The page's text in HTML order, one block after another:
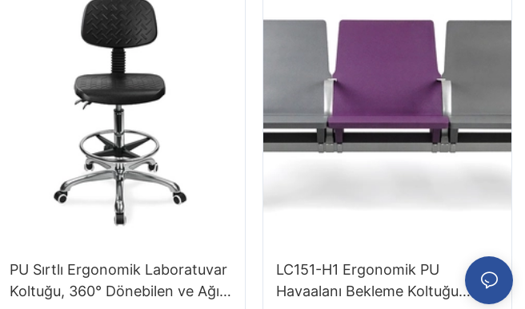
PU Sırtlı Ergonomik Laboratuvar
Koltuğu, 360° Dönebilen ve Ağır
LC151-H1 Ergonomik PU
Havaalanı Bekleme Koltuğu